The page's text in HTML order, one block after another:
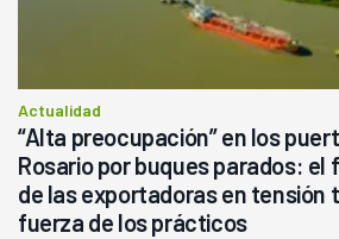
Actualidad
“Alta preocupación” en los
Rosario por buques parados:
de las exportadoras en tensión
fuerza de los prácticos